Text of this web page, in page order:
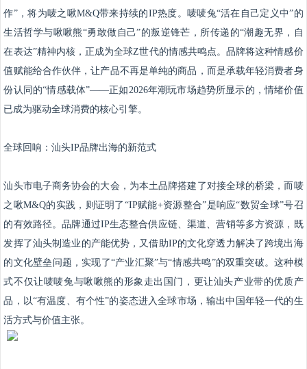
作”，将为唛之啾M&Q带来持续的IP热度。唛唛兔“活在自己定义中”的
生活哲学与啾啾熊“勇敢做自己”的叛逆锋芒，所传递的“潮趣无界，自
在表达”精神内核，正成为全球Z世代的情感共鸣点。品牌将这种情感价
值赋能给合作伙伴，让产品不再是单纯的商品，而是承载年轻消费者身
份认同的“情感载体”——正如2026年潮玩市场趋势所显示的，情绪价值
已成为驱动全球消费的核心引擎。
全球回响：汕头IP品牌出海的新范式
汕头市电子商务协会的大会，为本土品牌搭建了对接全球的桥梁，而唛
之啾M&Q的实践，则证明了“IP赋能+资源整合”是响应“数贸全球”号召
的有效路径。品牌通过IP生态整合供应链、渠道、营销等多方资源，既
发挥了汕头制造业的产能优势，又借助IP的文化穿透力解决了跨境出海
的文化壁垒问题，实现了“产业汇聚”与“情感共鸣”的双重突破。这种模
式不仅让唛唛兔与啾啾熊的形象走出国门，更让汕头产业带的优质产
品，以“有温度、有个性”的姿态进入全球市场，输出中国年轻一代的生
活方式与价值主张。